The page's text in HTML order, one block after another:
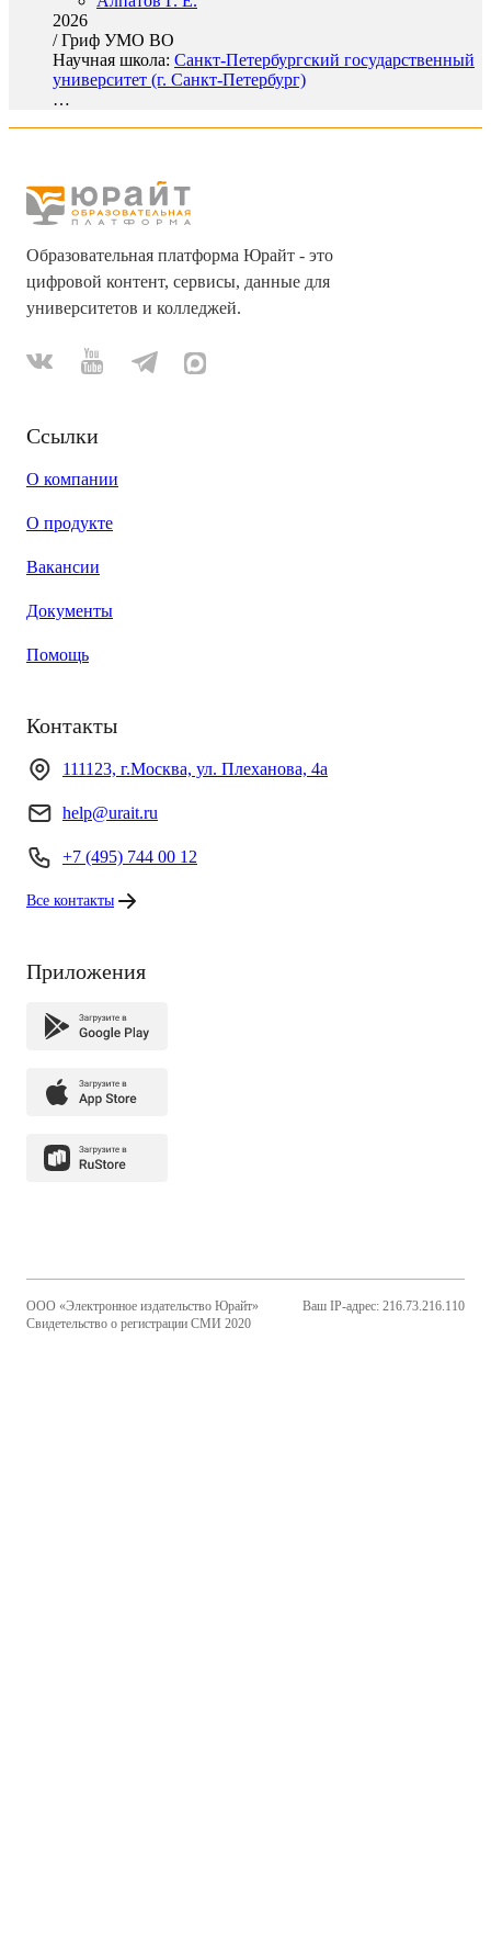
2026
/Гриф УМО ВО
Научная школа: Санкт-Петербургский государственный
университет (г. Санкт-Петербург)
…
Образовательная платформа Юрайт - это
цифровой контент, сервисы, данные для
университетов и колледжей.
Ссылки
О компании
О продукте
Вакансии
Документы
Помощь
Контакты
111123, г.Москва, ул. Плеханова, 4а
help@urait.ru
+7 (495) 744 00 12
Все контакты
Приложения
ООО «Электронное издательство Юрайт»
Свидетельство о регистрации СМИ 2020
Ваш IP-адрес: 216.73.216.110